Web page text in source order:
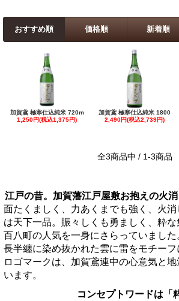
おすすめ順 価格順 新着順
加賀鳶 極寒仕込純米 720m
1,250円(税込1,375円)
加賀鳶 極寒仕込純米 1800
2,490円(税込2,739円)
全3商品中 / 1-3商品
江戸の昔。加賀藩江戸屋敷お抱えの火消
面たくましく、力あくまでも強く、火消
は天下一品。賑々しくも勇ましく、粋
百八町の人気を一身にさらっていました
長半纏に染め抜かれた雲に雷をモチー
ロゴマークは、加賀鳶連中の心意気と
います。
コンセプトワードは「